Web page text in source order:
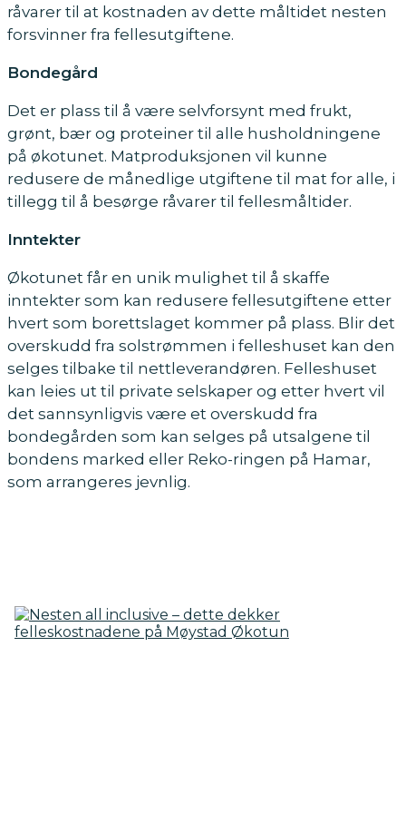
råvarer til at kostnaden av dette måltidet nesten
forsvinner fra fellesutgiftene.
Bondegård
Det er plass til å være selvforsynt med frukt,
grønt, bær og proteiner til alle husholdningene
på økotunet. Matproduksjonen vil kunne
redusere de månedlige utgiftene til mat for alle, i
tillegg til å besørge råvarer til fellesmåltider.
Inntekter
Økotunet får en unik mulighet til å skaffe
inntekter som kan redusere fellesutgiftene etter
hvert som borettslaget kommer på plass. Blir det
overskudd fra solstrømmen i felleshuset kan den
selges tilbake til nettleverandøren. Felleshuset
kan leies ut til private selskaper og etter hvert vil
det sannsynligvis være et overskudd fra
bondegården som kan selges på utsalgene til
bondens marked eller Reko-ringen på Hamar,
som arrangeres jevnlig.